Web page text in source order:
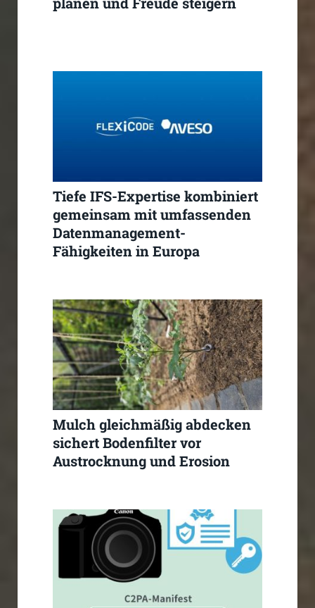
Tiefe IFS-Expertise kombiniert
gemeinsam mit umfassenden
Datenmanagement-
Fähigkeiten in Europa
Mulch gleichmäßig abdecken
sichert Bodenfilter vor
Austrocknung und Erosion